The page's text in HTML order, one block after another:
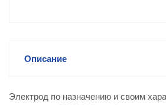
Описание
Электрод по назначению и своим